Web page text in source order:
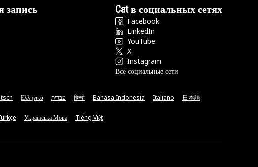
запись Cat в социальных сетях
Facebook
LinkedIn
YouTube
X
Instagram
Все социальные сети
Ελληνικά עברית हिन्दी Bahasa Indonesia Italiano 日本語
Українська Мова Tiếng Việt